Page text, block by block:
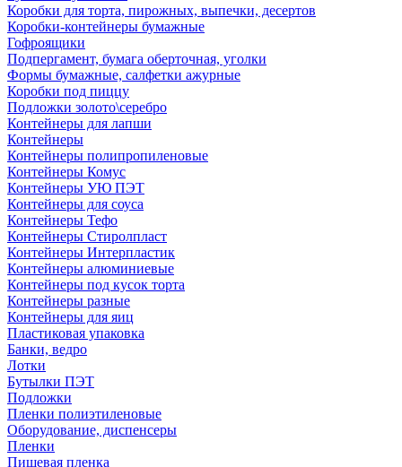
Коробки для торта, пирожных, выпечки, десертов
Коробки-контейнеры бумажные
Гофроящики
Подпергамент, бумага оберточная, уголки
Формы бумажные, салфетки ажурные
Коробки под пиццу
Подложки золото\серебро
Контейнеры для лапши
Контейнеры
Контейнеры полипропиленовые
Контейнеры Комус
Контейнеры УЮ ПЭТ
Контейнеры для соуса
Контейнеры Тефо
Контейнеры Стиролпласт
Контейнеры Интерпластик
Контейнеры алюминиевые
Контейнеры под кусок торта
Контейнеры разные
Контейнеры для яиц
Пластиковая упаковка
Банки, ведро
Лотки
Бутылки ПЭТ
Подложки
Пленки полиэтиленовые
Оборудование, диспенсеры
Пленки
Пищевая пленка